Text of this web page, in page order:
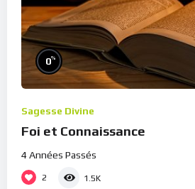
0%
Sagesse Divine
Foi et Connaissance
4 Années Passés
2 1.5K